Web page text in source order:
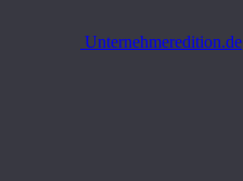
Unternehmeredition.de